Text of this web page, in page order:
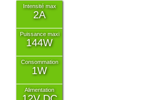
Intensité max
2A
Puissance maxi
144W
Consommation
1W
Alimentation